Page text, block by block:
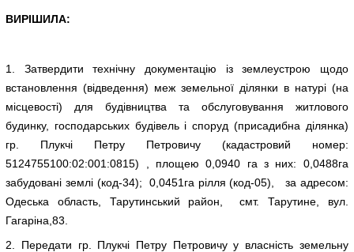
ВИРІШИЛА:
1. Затвердити технічну документацію із землеустрою щодо
встановлення (відведення) меж земельної ділянки в натурі (на
місцевості) для будівництва та обслуговування житлового
будинку, господарських будівель і споруд (присадибна ділянка)
гр. Плукчі Петру Петровичу (кадастровий номер:
5124755100:02:001:0815) , площею 0,0940 га з них: 0,0488га
забудовані землі (код-34); 0,0451га рілля (код-05), за адресом:
Одеська область, Тарутинський район, смт. Тарутине, вул.
Гагаріна,83.
2. Передати гр. Плукчі Петру Петровичу у власність земельну